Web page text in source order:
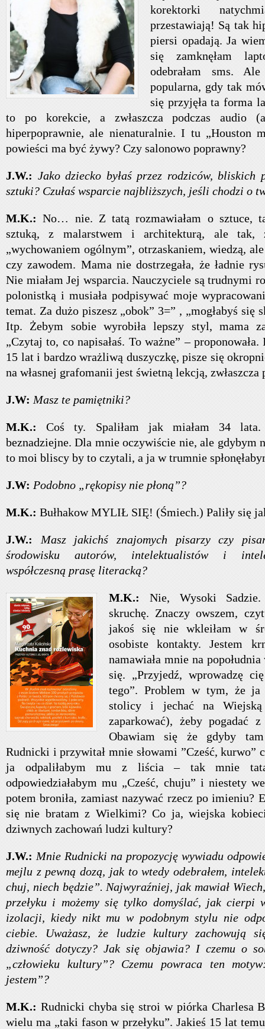
korektorki
przestawiają! Są tak
piersi opadają. Ja
się zamknęłam
odebrałam sms.
popularna, gdy tak
się przyjęła ta forma
to po korekcie, a zwłaszcza podczas audio
hiperpoprawnie, ale nienaturalnie. I tu „Houston
powieści ma być żywy? Czy salonowo poprawny?
J.W.: Jako dziecko byłaś przez rodziców, bliskich
sztuki? Czułaś wsparcie najbliższych, jeśli chodzi o
M.K.: No… nie. Z tatą rozmawiałam o sztuce,
sztuką, z malarstwem i architekturą, ale tak,
„wychowaniem ogólnym”, otrzaskaniem, wiedzą,
czy zawodem. Mama nie dostrzegała, że ładnie
Nie miałam Jej wsparcia. Nauczyciele są trudnymi
polonistką i musiała podpisywać moje
temat. Za dużo piszesz „obok” 3=” , „mogłabyś się
Itp. Żebym sobie wyrobiła lepszy styl, mama
„Czytaj to, co napisałaś. To ważne” –
15 lat i bardzo wrażliwą duszyczkę, pisze się
na własnej grafomanii jest świetną lekcją,
J.W: Masz te pamiętniki?
M.K.:Coś ty. Spaliłam jak miałam 34
beznadziejne. Dla mnie oczywiście nie, ale gdybym
to moi bliscy by to czytali, a ja w trumnie
J.W: Podobno „rękopisy nie płoną”?
M.K.: Bułhakow MYLIŁ SIĘ! (Śmiech.) Paliły się
J.W.:
Masz jakichś znajomych pisarzy czy
środowisku autorów, intelektualistów i
współczesną prasę literacką?
M.K.: Nie, Wysoki
skruchę. Znaczy owszem,
jakoś się nie wkleiłam w
osobiste kontakty. Jestem
namawiała mnie na
się. „Przyjedź, wprowadzę
tego”. Problem w tym, że
stolicy i jechać na
zaparkować), żeby pogadać
Obawiam się że gdyby
Rudnicki i przywitał mnie słowami ”Cześć, kurwo”
ja odpaliłabym mu z liścia – tak mnie
odpowiedziałabym mu „Cześć, chuju” i niestety
potem broniła, zamiast nazywać rzecz po imieniu?
się nie bratam z Wielkimi? Co ja, wiejska
dziwnych zachowań ludzi kultury?
J.W.: Mnie Rudnicki na propozycję wywiadu
mejlu z pewną dozą, jak to wtedy odebrałem,
chuj, niech będzie”. Najwyraźniej, jak mawiał
przełyku i możemy się tylko domyślać, jak cierpi
izolacji, kiedy nikt mu w podobnym stylu nie
ciebie. Uważasz, że ludzie kultury zachowują
dziwność dotyczy? Jak się objawia? I czemu o
„człowieku kultury”? Czemu powraca ten
jestem”?
M.K.: Rudnicki chyba się stroi w piórka Charlesa
wielu ma „taki fason w przełyku”. Jakieś 15 lat